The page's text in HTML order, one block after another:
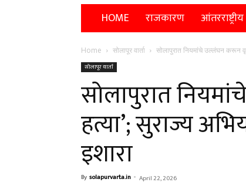
HOME राजकारण आंतरराष्ट्रीय
Home सोलापूर वार्ता सोलापुरात नियमांचे उल्लंघन करून
सोलापूर वार्ता
सोलापुरात
हत्या’; सुराज्य
इशारा
By solapurvarta.in - April 22, 2026